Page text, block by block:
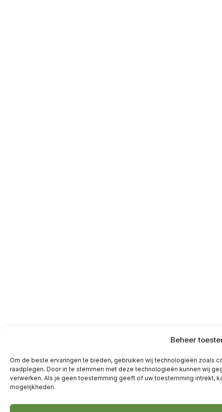
Beheer
Om de beste ervaringen te bieden, gebruiken wij technologieën zoals
raadplegen. Door in te stemmen met deze technologieën kunnen wij
verwerken. Als je geen toestemming geeft of uw toestemming intrekt,
mogelijkheden.